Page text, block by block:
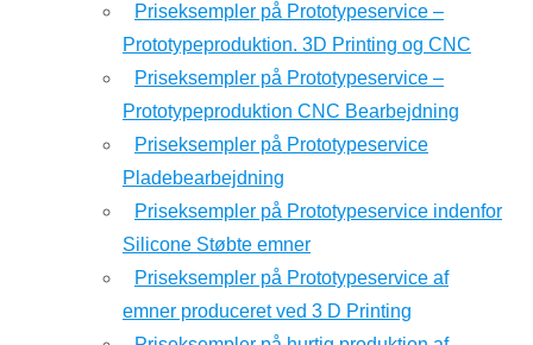
Priseksempler på Prototypeservice –
Prototypeproduktion. 3D Printing og CNC
Priseksempler på Prototypeservice –
Prototypeproduktion CNC Bearbejdning
Priseksempler på Prototypeservice
Pladebearbejdning
Priseksempler på Prototypeservice indenfor
Silicone Støbte emner
Priseksempler på Prototypeservice af
emner produceret ved 3 D Printing